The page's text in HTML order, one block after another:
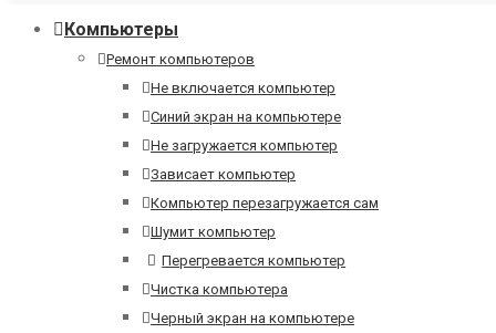
Компьютеры
Ремонт компьютеров
Не включается компьютер
Синий экран на компьютере
Не загружается компьютер
Зависает компьютер
Компьютер перезагружается сам
Шумит компьютер
Перегревается компьютер
Чистка компьютера
Черный экран на компьютере